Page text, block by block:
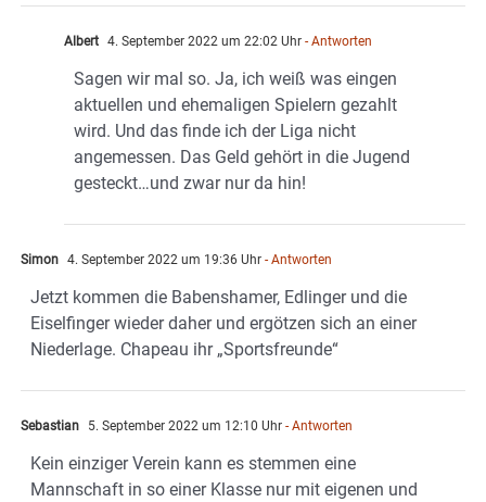
Albert 4. September 2022 um 22:02 Uhr - Antworten
Sagen wir mal so. Ja, ich weiß was eingen
aktuellen und ehemaligen Spielern gezahlt
wird. Und das finde ich der Liga nicht
angemessen. Das Geld gehört in die Jugend
gesteckt…und zwar nur da hin!
Simon 4. September 2022 um 19:36 Uhr - Antworten
Jetzt kommen die Babenshamer, Edlinger und die
Eiselfinger wieder daher und ergötzen sich an einer
Niederlage. Chapeau ihr „Sportsfreunde“
Sebastian 5. September 2022 um 12:10 Uhr - Antworten
Kein einziger Verein kann es stemmen eine
Mannschaft in so einer Klasse nur mit eigenen und